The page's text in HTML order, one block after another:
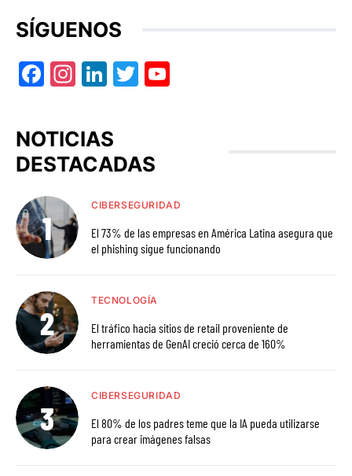
SÍGUENOS
Facebook
Instagram
LinkedIn
Twitter
NOTICIAS
DESTACADAS
CIBERSEGURIDAD
El 73% de las empresas en América Latina asegura que
el phishing sigue funcionando
TECNOLOGÍA
El tráfico hacia sitios de retail proveniente de
herramientas de GenAI creció cerca de 160%
CIBERSEGURIDAD
El 80% de los padres teme que la IA pueda utilizarse
para crear imágenes falsas